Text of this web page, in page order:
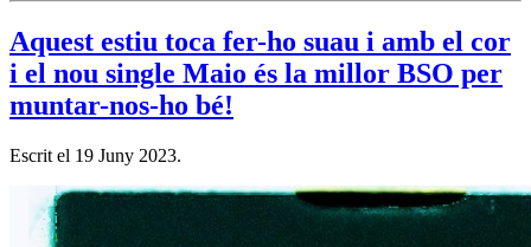
Aquest estiu toca fer-ho suau i amb el cor
i el nou single Maio és la millor BSO per
muntar-nos-ho bé!
Escrit el 19 Juny 2023.